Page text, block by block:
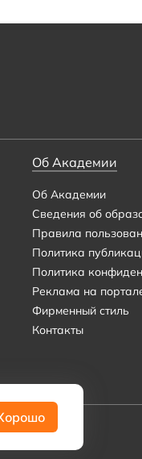
Об Академии
Об Академии
Сведения об
Правила
Политика
Политика
Реклама на
Фирменный стиль
Контакты